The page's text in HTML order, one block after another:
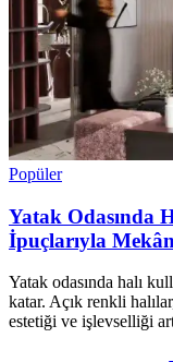
Popüler
Yatak Odasında
İpuçlarıyla
Yatak odasında halı
katar. Açık renkli
estetiği ve işlevselliği